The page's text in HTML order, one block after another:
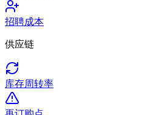
招聘成本
供应链
库存周转率